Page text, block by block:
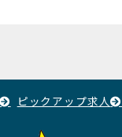
ピックアップ求人